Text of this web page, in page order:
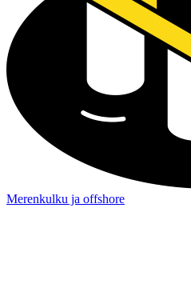
Merenkulku ja offshore